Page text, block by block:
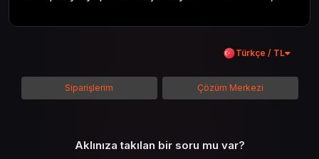
kadar her şeyi kapsamaya çalışacaktır. Tüm
içeriği boyunca Call of Duty evreninin
detaylarına inilecek ve steam hediye kartı
kullanımının avantajlarından da bahsedilecektir.
Türkçe / TL
Siparişlerim Çözüm Merkezi
Aklınıza takılan bir soru mu var?